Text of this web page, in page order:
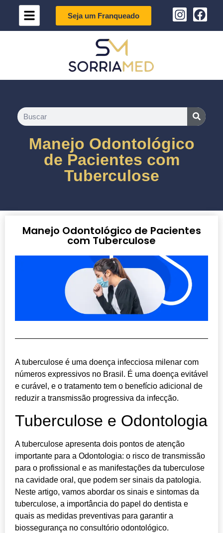
Seja um Franqueado
Manejo Odontológico
de Pacientes com
Tuberculose
Manejo Odontológico de Pacientes
com Tuberculose
A tuberculose é uma doença infecciosa milenar com
números expressivos no Brasil. É uma doença evitável
e curável, e o tratamento tem o benefício adicional de
reduzir a transmissão progressiva da infecção.
Tuberculose e Odontologia
A tuberculose apresenta dois pontos de atenção
importante para a Odontologia: o risco de transmissão
para o profissional e as manifestações da tuberculose
na cavidade oral, que podem ser sinais da patologia.
Neste artigo, vamos abordar os sinais e sintomas da
tuberculose, a importância do papel do dentista e
quais as medidas preventivas para garantir a
biossegurança no consultório odontológico.